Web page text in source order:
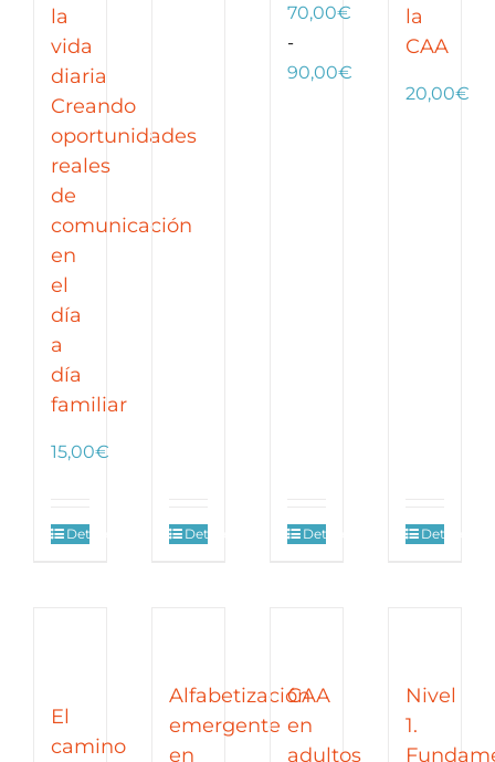
la
vida
diaria
Creando
oportunidades
reales
de
comunicación
en
el
día
a
día
familiar
15,00€
Detalles
precios:
Detalles
70,00€
-
90,00€
Detalles
la
CAA
20,00€
Detalles
El
camino
Alfabetización
emergente
en
CAA
en
adultos
Nivel
1.